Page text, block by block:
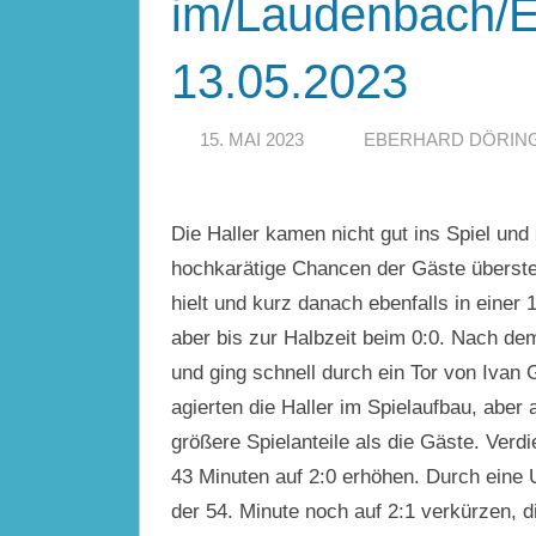
im/Laudenbach/
13.05.2023
15. MAI 2023 EBERHARD
Die Haller kamen nicht gut ins Spiel
hochkarätige Chancen der Gäste
hielt und kurz danach ebenfalls in einer
aber bis zur Halbzeit beim 0:0. Nach
und ging schnell durch ein Tor von Ivan
agierten die Haller im Spielaufbau, aber
größere Spielanteile als die Gäste.
43 Minuten auf 2:0 erhöhen. Durch
der 54. Minute noch auf 2:1 verkürzen,